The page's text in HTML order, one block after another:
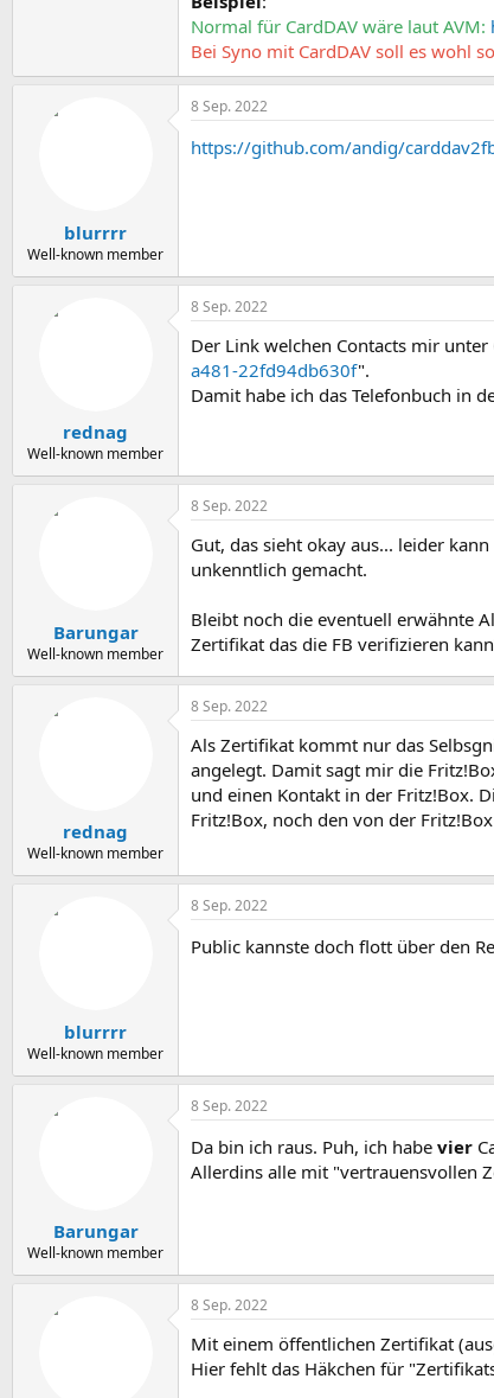
Normal für CardDAV wäre laut AVM:
Bei Syno mit CardDAV soll es wohl
blurrrr
Well-known member
8 Sep. 2022
https://github.com/andig/
rednag
Well-known member
8 Sep. 2022
Der Link welchen Contacts mir
a481-22fd94db630f".
Damit habe ich das Telefonbuch in
Barungar
Well-known member
8 Sep. 2022
Gut, das sieht okay aus... leider
unkenntlich gemacht.
Bleibt noch die eventuell erwähnte
Zertifikat das die FB verifizieren
rednag
Well-known member
8 Sep. 2022
Als Zertifikat kommt nur das
angelegt. Damit sagt mir die
und einen Kontakt in der Fritz!Box.
Fritz!Box, noch den von der
blurrrr
Well-known member
8 Sep. 2022
Public kannste doch flott über den
Barungar
Well-known member
8 Sep. 2022
Da bin ich raus. Puh, ich habe vier
Allerdins alle mit "vertrauensvollen
8 Sep. 2022
Mit einem öffentlichen Zertifikat
Hier fehlt das Häkchen für